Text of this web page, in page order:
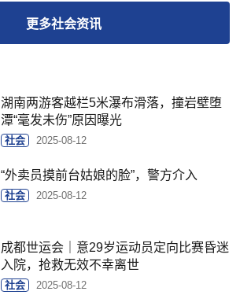
更多社会资讯
湖南两游客越栏5米瀑布滑落，撞岩壁堕
潭“毫发未伤”原因曝光
社会 2025-08-12
“外卖员摸前台姑娘的脸”，警方介入
社会 2025-08-12
成都世运会｜意29岁运动员定向比赛昏迷
入院，抢救无效不幸离世
社会 2025-08-12